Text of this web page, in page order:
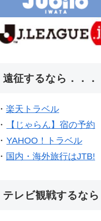
遠征するなら．．．
・ 楽天トラベル
・
【じゃらん】宿の予約
・ YAHOO！トラベル
・ 国内・海外旅行はJTB!
テレビ観戦するなら